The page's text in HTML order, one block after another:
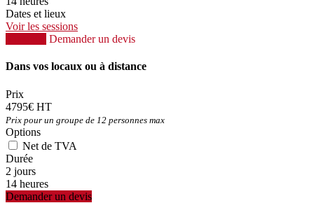
Dates et lieux
Voir les sessions
Demander un devis
Dans vos locaux ou à distance
Prix
4795€ HT
Prix pour un groupe de 12 personnes max
Options
Net de TVA
Durée
2 jours
14 heures
Demander un devis